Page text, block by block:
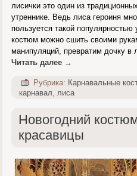
лисички это один из
утреннике. Ведь лиса героиня
пользуется такой
костюм можно сшить своими
манипуляций, превратим дочку в
Читать далее →
Рубрика: Карнавальные
карнавал,лиса
Новогодний
красавицы